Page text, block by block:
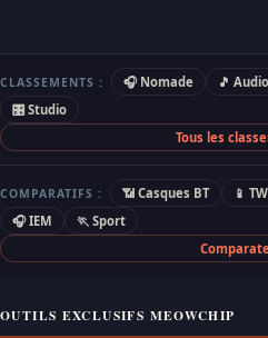
CLASSEMENTS : 🎧 Nomade 🎵
🎛 Studio
Tous les
COMPARATIFS : 📶 Casques BT 📱
🎧 IEM
🏃 Sport
OUTILS EXCLUSIFS MEOWCHIP